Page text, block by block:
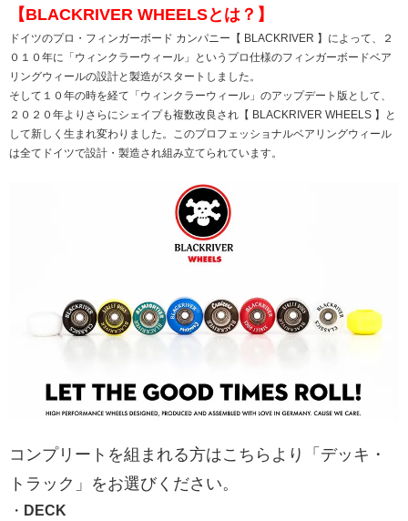
【BLACKRIVER WHEELSとは？】
ドイツのプロ・フィンガーボード カンパニー【 BLACKRIVER 】によって、２
０１０年に「ウィンクラーウィール」というプロ仕様のフィンガーボードベア
リングウィールの設計と製造がスタートしました。
そして１０年の時を経て「ウィンクラーウィール」のアップデート版として、
２０２０年よりさらにシェイプも複数改良され【 BLACKRIVER WHEELS 】と
して新しく生まれ変わりました。このプロフェッショナルベアリングウィール
は全てドイツで設計・製造され組み立てられています。
コンプリートを組まれる方はこちらより「デッキ・
トラック」をお選びください。
・ DECK